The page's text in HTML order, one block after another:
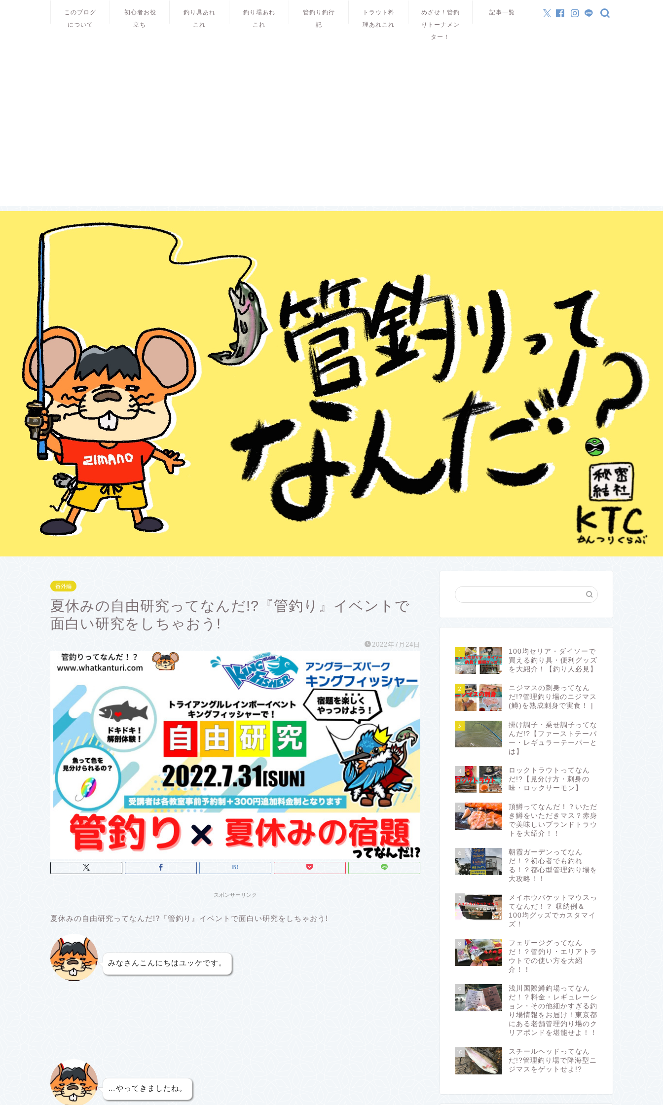
このブログ
について
初心者お役
立ち
釣り具あれ
これ
釣り場あれ
これ
管釣り釣行
記
トラウト料
理あれこれ
めざせ！管釣
りトーナメン
ター！
記事一覧
番外編
夏休みの自由研究ってなんだ!?『管釣り』イベントで
面白い研究をしちゃおう!
2022年7月24日
スポンサーリンク
夏休みの自由研究ってなんだ!?『管釣り』イベントで面白い研究をしちゃおう!
みなさんこんにちはユッケです。
…やってきましたね。
1
100均セリア・ダイソーで
買える釣り具・便利グッズ
を大紹介！【釣り人必見】
2
ニジマスの刺身ってなん
だ!?管理釣り場のニジマス
(鱒)を熟成刺身で実食！ |
3
掛け調子・乗せ調子ってな
んだ!?【ファーストテーパ
ー・レギュラーテーパーと
は】
4
ロックトラウトってなん
だ!?【見分け方・刺身の
味・ロックサーモン】
5
頂鱒ってなんだ！？いただ
き鱒をいただきマス？赤身
で美味しいブランドトラウ
トを大紹介！！
6
朝霞ガーデンってなん
だ！？初心者でも釣れ
る！？都心型管理釣り場を
大攻略！！
7
メイホウバケットマウスっ
てなんだ！？ 収納例＆
100均グッズでカスタマイ
ズ！
8
フェザージグってなん
だ！？管釣り・エリアトラ
ウトでの使い方を大紹
介！！
9
浅川国際鱒釣場ってなん
だ！？料金・レギュレーシ
ョン・その他細かすぎる釣
り場情報をお届け！東京都
にある老舗管理釣り場のク
リアポンドを堪能せよ！！
10
スチールヘッドってなん
だ!?管理釣り場で降海型ニ
ジマスをゲットせよ!?